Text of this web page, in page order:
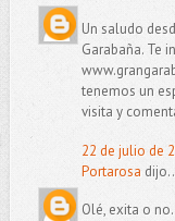
Un saludo
Garabaña. Te
tenemos un
visita y
22 de julio de
Portarosa
Olé, exita o no.